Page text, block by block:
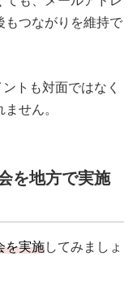
もつながりを維持で
トも対面ではなく
せん。
を地方で実施
を実施してみましょ